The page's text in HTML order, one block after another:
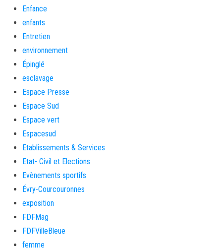
Enfance
enfants
Entretien
environnement
Épinglé
esclavage
Espace Presse
Espace Sud
Espace vert
Espacesud
Etablissements & Services
Etat- Civil et Elections
Evènements sportifs
Évry-Courcouronnes
exposition
FDFMag
FDFVilleBleue
femme